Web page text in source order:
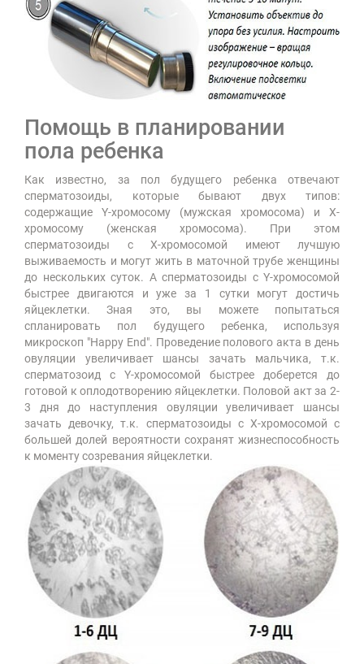
Помощь в планировании
пола ребенка
Как известно, за пол будущего ребенка отвечают
сперматозоиды, которые бывают двух типов:
содержащие Y-хромосому (мужская хромосома) и X-
хромосому (женская хромосома). При этом
сперматозоиды с Х-хромосомой имеют лучшую
выживаемость и могут жить в маточной трубе женщины
до нескольких суток. А сперматозоиды с Y-хромосомой
быстрее двигаются и уже за 1 сутки могут достичь
яйцеклетки. Зная это, вы можете попытаться
спланировать пол будущего ребенка, используя
микроскоп "Happy End". Проведение полового акта в день
овуляции увеличивает шансы зачать мальчика, т.к.
сперматозоид с Y-хромосомой быстрее доберется до
готовой к оплодотворению яйцеклетки. Половой акт за 2-
3 дня до наступления овуляции увеличивает шансы
зачать девочку, т.к. сперматозоиды с Х-хромосомой с
большей долей вероятности сохранят жизнеспособность
к моменту созревания яйцеклетки.